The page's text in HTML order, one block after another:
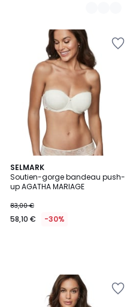
SELMARK
Soutien-gorge bandeau push-
up AGATHA MARIAGE
83,00 €
58,10 € -30%